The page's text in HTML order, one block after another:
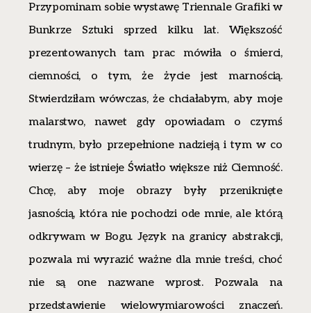
Przypominam sobie wystawę Triennale Grafiki w
Bunkrze Sztuki sprzed kilku lat. Większość
prezentowanych tam prac mówiła o śmierci,
ciemności, o tym, że życie jest marnością.
Stwierdziłam wówczas, że chciałabym, aby moje
malarstwo, nawet gdy opowiadam o czymś
trudnym, było przepełnione nadzieją i tym w co
wierzę – że istnieje Światło większe niż Ciemność.
Chcę, aby moje obrazy były przeniknięte
jasnością, która nie pochodzi ode mnie, ale którą
odkrywam w Bogu. Język na granicy abstrakcji,
pozwala mi wyrazić ważne dla mnie treści, choć
nie są one nazwane wprost. Pozwala na
przedstawienie wielowymiarowości znaczeń.